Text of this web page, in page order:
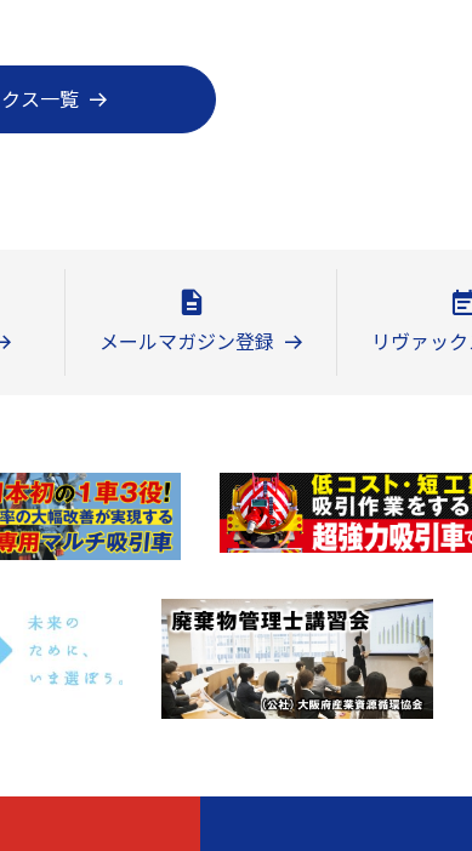
ス一覧
メールマガジン登録 リヴァッ